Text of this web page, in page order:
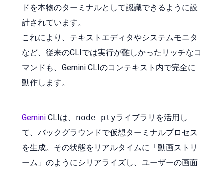
ドを本物のターミナルとして認識できるように設
計されています。
これにより、テキストエディタやシステムモニタ
など、従来のCLIでは実行が難しかったリッチなコ
マンドも、Gemini CLIのコンテキスト内で完全に
動作します。
Gemini CLIは、 node-ptyライブラリを活用し
て、バックグラウンドで仮想ターミナルプロセス
を生成。その状態をリアルタイムに「動画ストリ
ーム」のようにシリアライズし、ユーザーの画面